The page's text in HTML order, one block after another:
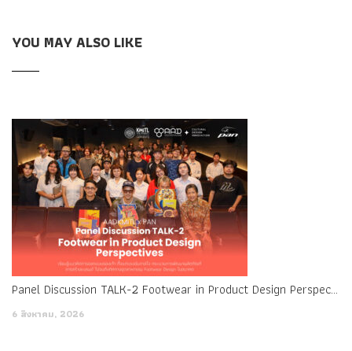
YOU MAY ALSO LIKE
Panel Discussion TALK-2 Footwear in Product Design Perspectives
6 สิงหาคม, 2026